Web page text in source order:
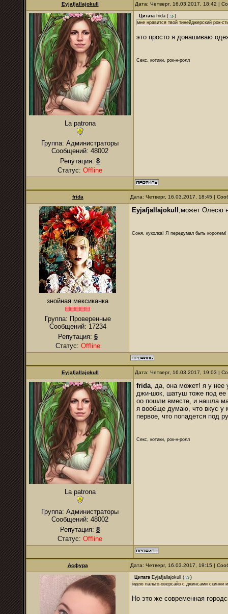
Eyjafjallajokull Дата: Четверг, 16.03.2017, 18:42 |
La patrona
Группа: Администраторы
Сообщений: 48002
Репутация: 8
Статус: Offline
Цитата frida (
)
мне нравится твой тинейджерский рок-
это просто я донашиваю
Секс, котики, рок-н-ролл
frida Дата: Четверг, 16.03.2017, 18:45 |
знойная мексиканка
Группа: Проверенные
Сообщений: 17234
Репутация: 6
Статус: Offline
Eyjafjallajokull ,может Олесю
Соня, куколка! Я передумал быть
Eyjafjallajokull Дата: Четверг, 16.03.2017, 19:03 |
La patrona
Группа: Администраторы
Сообщений: 48002
Репутация: 8
Статус: Offline
frida, да, она может! я у нее
джи-шок, шатуш тоже под ее
оо пошли вместе, и нашла
я вообще думаю, что вкус у
первое, что попадется под
Секс, котики, рок-н-ролл
Асфура Дата: Четверг, 16.03.2017, 19:15 |
Цитата Eyjafjallajokull (
)
идею пальто-оверсайз с джинсами скинни
Но это же современная